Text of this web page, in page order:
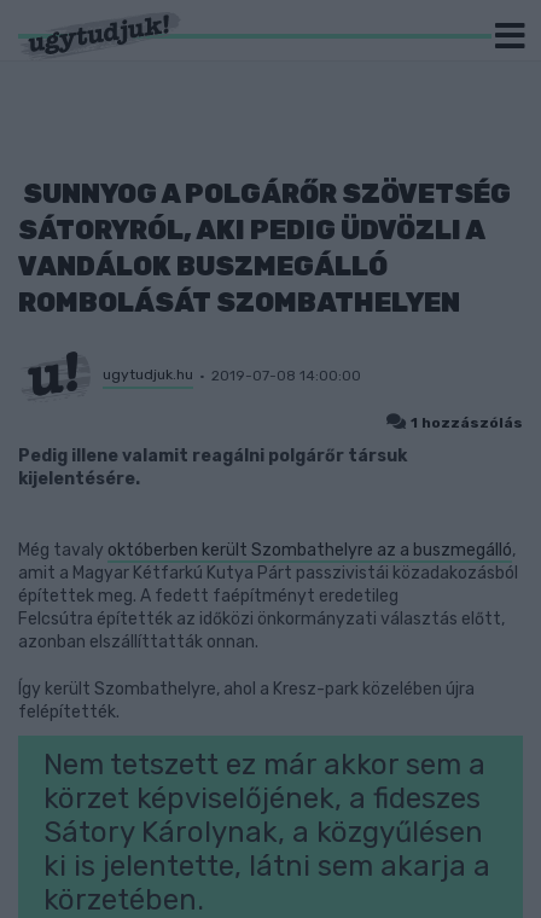
SUNNYOG A POLGÁRŐR SZÖVETSÉG
SÁTORYRÓL, AKI PEDIG ÜDVÖZLI A
VANDÁLOK BUSZMEGÁLLÓ
ROMBOLÁSÁT SZOMBATHELYEN
ugytudjuk.hu 2019-07-08 14:00:00
1 hozzászólás
Pedig illene valamit reagálni polgárőr társuk
kijelentésére.
Még tavaly októberben került Szombathelyre az a buszmegálló,
amit a Magyar Kétfarkú Kutya Párt passzivistái közadakozásból
építettek meg. A fedett faépítményt eredetileg
Felcsútra építették az időközi önkormányzati választás előtt,
azonban elszállíttatták onnan.
Így került Szombathelyre, ahol a Kresz-park közelében újra
felépítették.
Nem tetszett ez már akkor sem a
körzet képviselőjének, a fideszes
Sátory Károlynak, a közgyűlésen
ki is jelentette, látni sem akarja a
körzetében.